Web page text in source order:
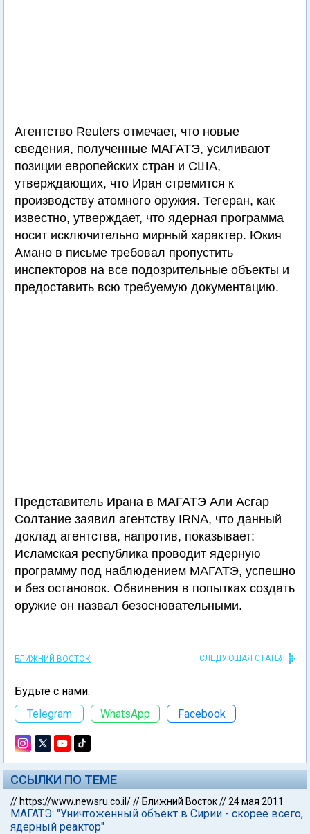
Агентство Reuters отмечает, что новые
сведения, полученные МАГАТЭ, усиливают
позиции европейских стран и США,
утверждающих, что Иран стремится к
производству атомного оружия. Тегеран, как
известно, утверждает, что ядерная программа
носит исключительно мирный характер. Юкия
Амано в письме требовал пропустить
инспекторов на все подозрительные объекты и
предоставить всю требуемую документацию.
Представитель Ирана в МАГАТЭ Али Асгар
Солтание заявил агентству IRNA, что данный
доклад агентства, напротив, показывает:
Исламская республика проводит ядерную
программу под наблюдением МАГАТЭ, успешно
и без остановок. Обвинения в попытках создать
оружие он назвал безосновательными.
БЛИЖНИЙ ВОСТОК СЛЕДУЮЩАЯ СТАТЬЯ
Будьте с нами:
Telegram
WhatsApp Facebook
ССЫЛКИ ПО ТЕМЕ
// https://www.newsru.co.il/// Ближний Восток//24 мая 2011
МАГАТЭ: "Уничтоженный объект в Сирии - скорее всего,
ядерный реактор"